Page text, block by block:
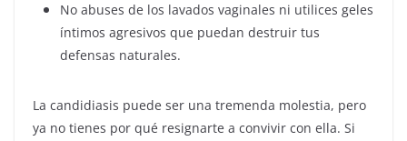
No abuses de los lavados vaginales ni utilices geles
íntimos agresivos que puedan destruir tus
defensas naturales.
La candidiasis puede ser una tremenda molestia, pero
ya no tienes por qué resignarte a convivir con ella. Si